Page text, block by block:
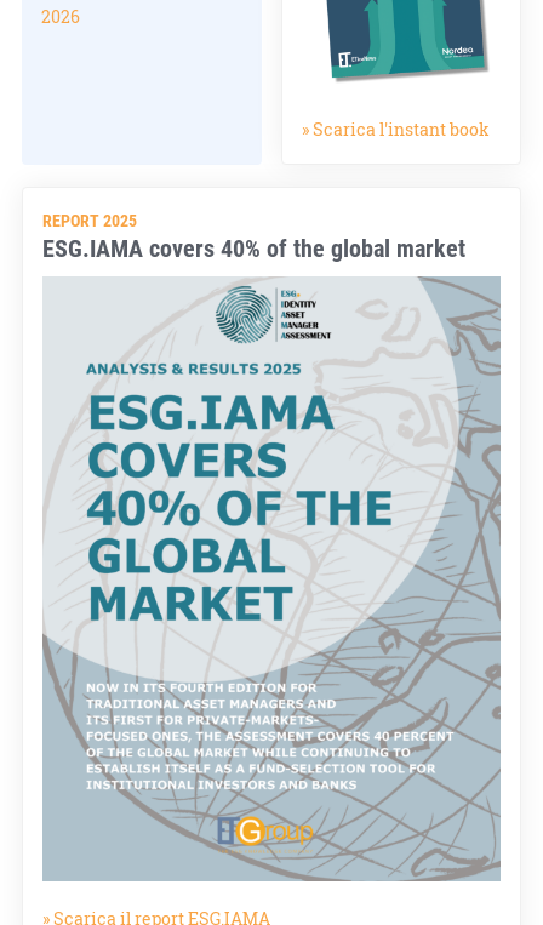
2026
» Scarica l'instant book
REPORT 2025
ESG.IAMA covers 40% of the global market
» Scarica il report ESG.IAMA